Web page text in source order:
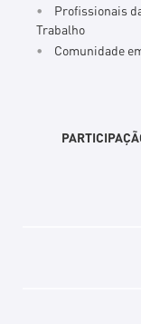
Profissionais
Trabalho
Comunidade